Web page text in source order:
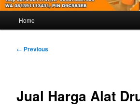
Home
Post
← Previous
Jual Harga Alat